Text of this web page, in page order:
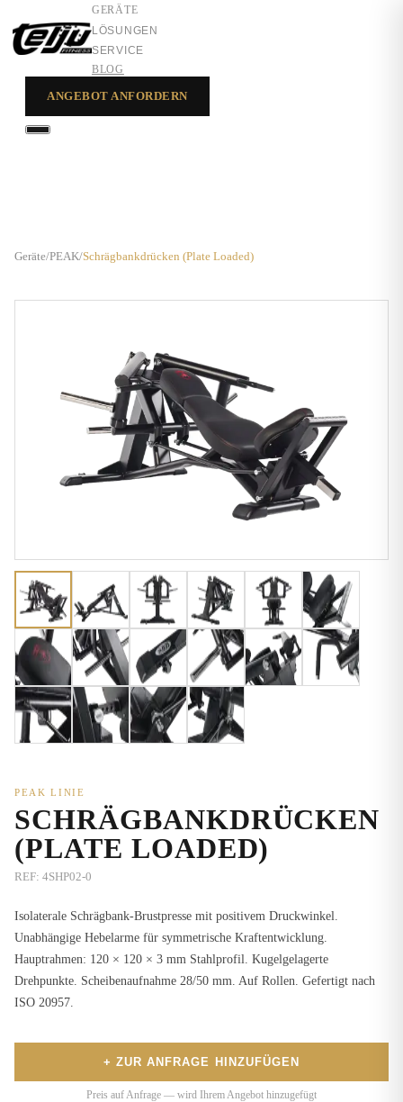
GERÄTE
LÖSUNGEN
SERVICE
BLOG
ANGEBOT ANFORDERN
Geräte/PEAK/Schrägbankdrücken (Plate Loaded)
PEAK LINIE
SCHRÄGBANKDRÜCKEN
(PLATE LOADED)
REF: 4SHP02-0
Isolaterale Schrägbank-Brustpresse mit positivem Druckwinkel.
Unabhängige Hebelarme für symmetrische Kraftentwicklung.
Hauptrahmen: 120 × 120 × 3 mm Stahlprofil. Kugelgelagerte
Drehpunkte. Scheibenaufnahme 28/50 mm. Auf Rollen. Gefertigt nach
ISO 20957.
+ ZUR ANFRAGE HINZUFÜGEN
Preis auf Anfrage — wird Ihrem Angebot hinzugefügt